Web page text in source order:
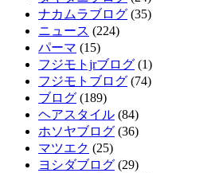
ナカムラブログ (35)
ニュース (224)
パーマ (15)
フジモトjrブログ (1)
フジモトブログ (74)
ブログ (189)
ヘアスタイル (84)
ホソヤブログ (36)
マツエク (25)
ヨシダブログ (29)